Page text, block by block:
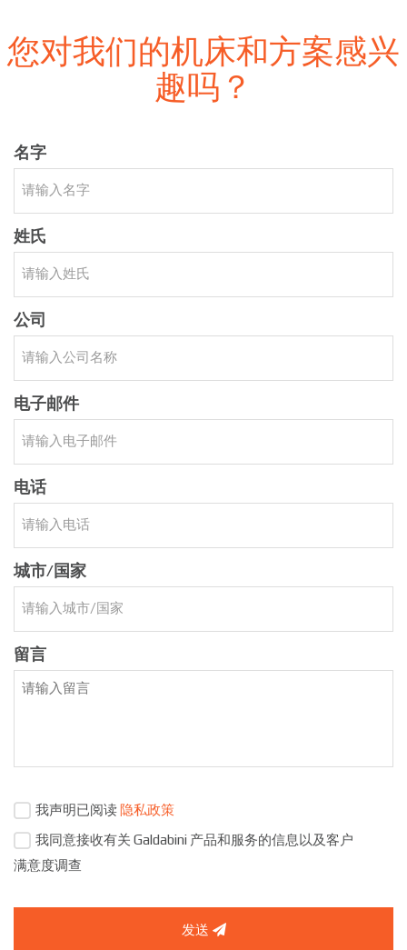
您对我们的机床和方案感兴
趣吗？
名字
姓氏
公司
电子邮件
电话
城市/国家
留言
我声明已阅读 隐私政策
我同意接收有关 Galdabini 产品和服务的信息以及客户
满意度调查
发送